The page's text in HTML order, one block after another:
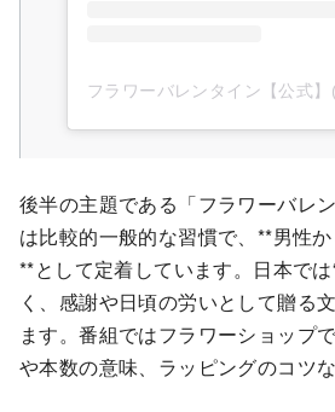
後半の主題である「フラワーバレ
は比較的一般的な習慣で、**男性
**として定着しています。日本では
く、感謝や日頃の労いとして贈る
ます。番組ではフラワーショップ
や本数の意味、ラッピングのコツな